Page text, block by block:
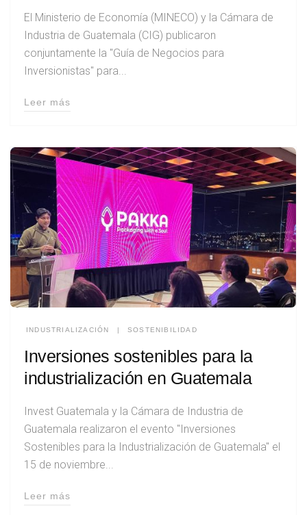
El Ministerio de Economía (MINECO) y la Cámara de
Industria de Guatemala (CIG) publicaron
conjuntamente la "Guía de Negocios para
Inversionistas" para...
Leer más
INDUSTRIALIZACIÓN | SOSTENIBILIDAD
Inversiones sostenibles para la
industrialización en Guatemala
Invest Guatemala y la Cámara de Industria de
Guatemala realizaron el evento "Inversiones
Sostenibles para la Industrialización de Guatemala" el
15 de noviembre...
Leer más